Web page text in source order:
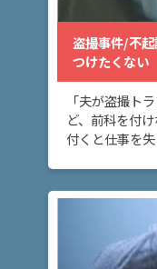
盗撮事件/不
つけたくない
「夫が盗撮ト
ど、前科を付
付くと仕事を
は、不起訴処